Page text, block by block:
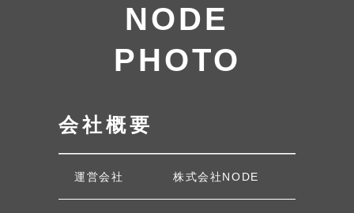
NODE
PHOTO
会社概要
運営会社 株式会社NODE